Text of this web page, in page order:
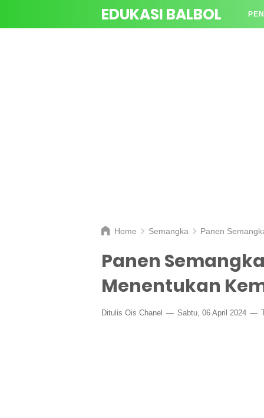
EDUKASI BALBOL
Home Semangka Panen
Panen
Menentukan
Ditulis Ois Chanel Sabtu, 06 April 2024